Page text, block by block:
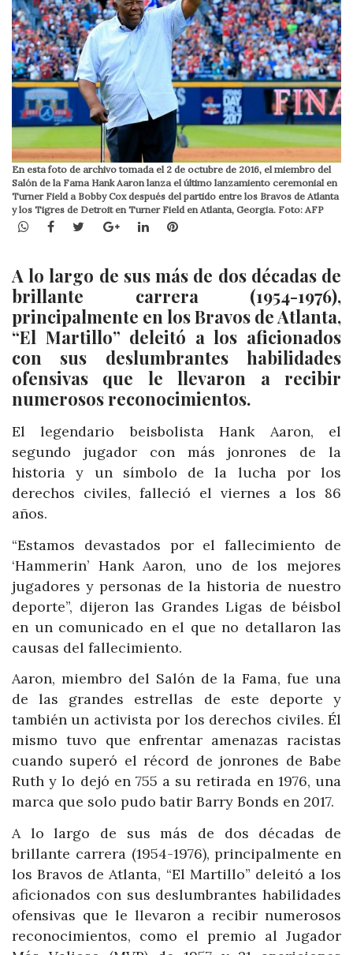
En esta foto de archivo tomada el 2 de octubre de 2016, el miembro del
Salón de la Fama Hank Aaron lanza el último lanzamiento ceremonial en
Turner Field a Bobby Cox después del partido entre los Bravos de Atlanta
y los Tigres de Detroit en Turner Field en Atlanta, Georgia. Foto: AFP
WhatsApp
Facebook
TwitterGoogle+LinkedInPinterest
A lo largo de sus más de dos décadas de
brillante carrera (1954-1976),
principalmente en los Bravos de Atlanta,
“El Martillo” deleitó a los aficionados
con sus deslumbrantes habilidades
ofensivas que le llevaron a recibir
numerosos reconocimientos.
El legendario beisbolista Hank Aaron, el
segundo jugador con más jonrones de la
historia y un símbolo de la lucha por los
derechos civiles, falleció el viernes a los 86
años.
“Estamos devastados por el fallecimiento de
‘Hammerin’ Hank Aaron, uno de los mejores
jugadores y personas de la historia de nuestro
deporte”, dijeron las Grandes Ligas de béisbol
en un comunicado en el que no detallaron las
causas del fallecimiento.
Aaron, miembro del Salón de la Fama, fue una
de las grandes estrellas de este deporte y
también un activista por los derechos civiles. Él
mismo tuvo que enfrentar amenazas racistas
cuando superó el récord de jonrones de Babe
Ruth y lo dejó en 755 a su retirada en 1976, una
marca que solo pudo batir Barry Bonds en 2017.
A lo largo de sus más de dos décadas de
brillante carrera (1954-1976), principalmente en
los Bravos de Atlanta, “El Martillo” deleitó a los
aficionados con sus deslumbrantes habilidades
ofensivas que le llevaron a recibir numerosos
reconocimientos, como el premio al Jugador